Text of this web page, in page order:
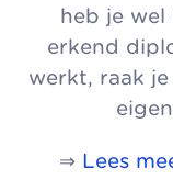
heb je wel
erkend
werkt, raak
⇒ Lees